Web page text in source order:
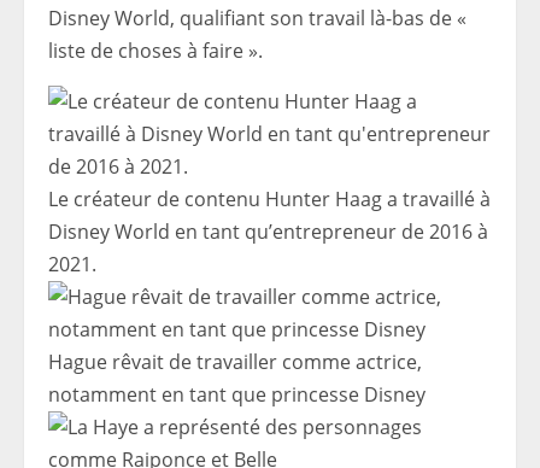
Disney World, qualifiant son travail là-bas de «
liste de choses à faire ».
Le créateur de contenu Hunter Haag a travaillé à
Disney World en tant qu’entrepreneur de 2016 à
2021.
Hague rêvait de travailler comme actrice,
notamment en tant que princesse Disney